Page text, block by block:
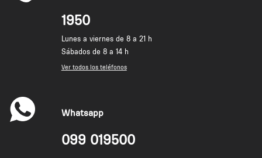
1950
Lunes a viernes de 8 a 21 h
Sábados de 8 a 14 h
Ver todos los teléfonos
Whatsapp
099 019500